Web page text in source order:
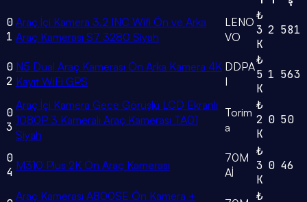
0
1
Araç İçi Kamera 3.2 INC Wifi Ön ve Arka
Araç Kamerası S7 3280 Siyah
LENO
VO
₺
3
K
2 581
0
2
N5 Dual Araç Kamerası Ön Arka Kamera 4K
Kayıt WiFi GPS
DDPA
I
₺
5
K
1 563
0
3
Araç İçi Kamera Gece Görüşlü LCD Ekranlı
1080P 3 Kameralı Araç Kamerası TA01
Siyah
Torim
a
₺
2
K
0 50
0
4 M310 Plus 2K Ön Araç Kamerası
70M
Aİ
₺
3
K
0 46
Araç Kamerası A800SE Ön Kamera +
₺